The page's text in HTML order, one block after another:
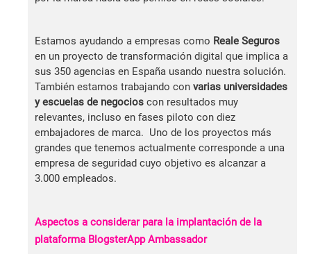
Estamos ayudando a empresas como Reale Seguros
en un proyecto de transformación digital que implica a
sus 350 agencias en España usando nuestra solución.
También estamos trabajando con varias universidades
y escuelas de negocios con resultados muy
relevantes, incluso en fases piloto con diez
embajadores de marca. Uno de los proyectos más
grandes que tenemos actualmente corresponde a una
empresa de seguridad cuyo objetivo es alcanzar a
3.000 empleados.
Aspectos a considerar para la implantación de la
plataforma BlogsterApp Ambassador